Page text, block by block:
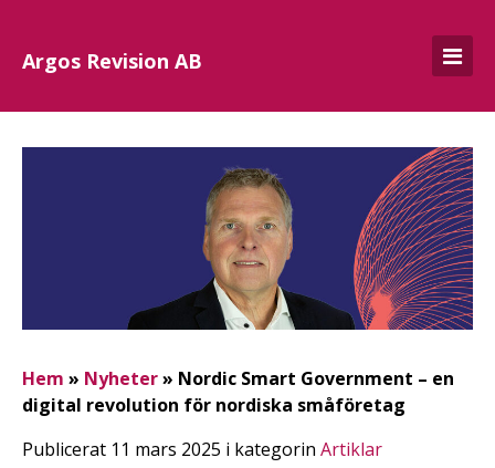
Argos Revision AB
Hem » Nyheter» Nordic Smart Government – en
digital revolution för nordiska småföretag
Publicerat 11 mars 2025 i kategorin Artiklar